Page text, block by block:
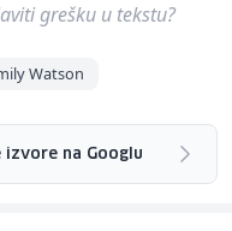
grešku u tekstu?
Watson
izvore na Googlu